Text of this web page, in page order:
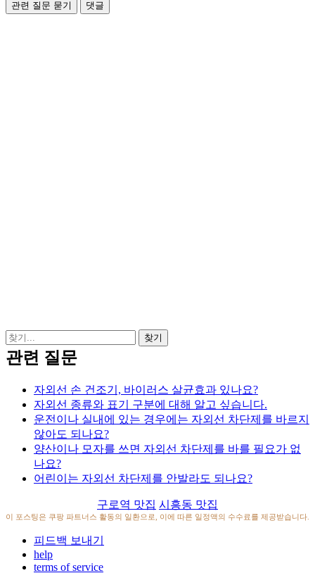
관련 질문
자외선 손 건조기, 바이러스 살균효과 있나요?
자외선 종류와 표기 구분에 대해 알고 싶습니다.
운전이나 실내에 있는 경우에는 자외선 차단제를 바르지
않아도 되나요?
양산이나 모자를 쓰면 자외선 차단제를 바를 필요가 없
나요?
어린이는 자외선 차단제를 안발라도 되나요?
구로역 맛집 시흥동 맛집
이 포스팅은 쿠팡 파트너스 활동의 일환으로, 이에 따른 일정액의 수수료를 제공받습니다.
피드백 보내기
help
terms of service